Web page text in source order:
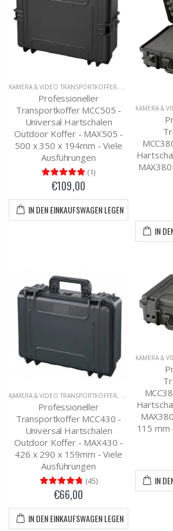
KAMERA & VIDEO TRANSPORTKOFFER,
Professioneller
Transportkoffer MCC505 -
Universal Hartschalen
Outdoor Koffer - MAX505 -
500 x 350 x 194mm - Viele
Ausführungen
(1)
€109,00
IN DEN EINKAUFSWAGEN LEGEN
KAMERA &
IN
KAMERA & VIDEO TRANSPORTKOFFER, MC-CASES
Professioneller
Transportkoffer MCC430 -
Universal Hartschalen
Outdoor Koffer - MAX430 -
426 x 290 x 159mm - Viele
Ausführungen
(45)
€66,00
IN DEN EINKAUFSWAGEN LEGEN
KAMERA &
115 mm
IN